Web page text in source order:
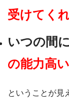
受けてく
いつの間
の能力高
ということが見